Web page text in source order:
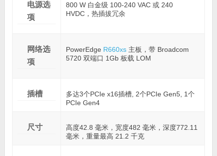
电源选
项
800 W 白金级 100-240 VAC 或 240
HVDC，热插拔冗余
网络选
项
PowerEdge R660xs主板，带 Broadcom
5720 双端口 1Gb 板载 LOM
插槽
多达3个PCIe x16插槽, 2个PCIe Gen5, 1个
PCIe Gen4
尺寸
高度42.8 毫米，宽度482 毫米，深度772.11
毫米，重量最高 21.2 千克